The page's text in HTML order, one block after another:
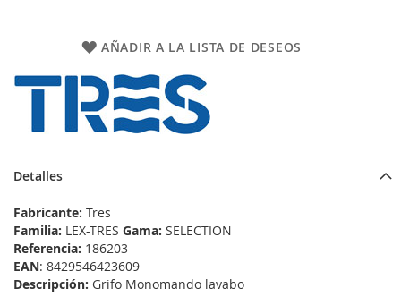
AÑADIR A LA LISTA DE DESEOS
Detalles
Fabricante: Tres
Familia: LEX-TRES Gama: SELECTION
Referencia: 186203
EAN: 8429546423609
Descripción: Grifo Monomando lavabo